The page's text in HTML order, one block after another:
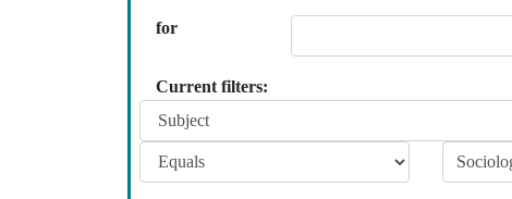
for
Current filters: